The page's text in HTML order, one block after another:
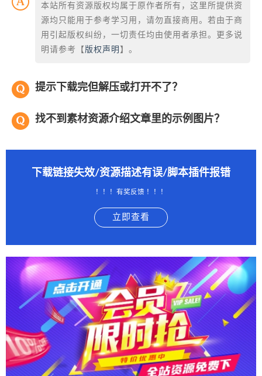
本站所有资源版权均属于原作者所有，这里所提供资
源均只能用于参考学习用，请勿直接商用。若由于商
用引起版权纠纷，一切责任均由使用者承担。更多说
明请参考【 版权声明 】。
提示下载完但解压或打开不了？
找不到素材资源介绍文章里的示例图片？
下载链接失效/资源描述有误/脚本插件报错
！！！有奖反馈 ！！！
立即查看